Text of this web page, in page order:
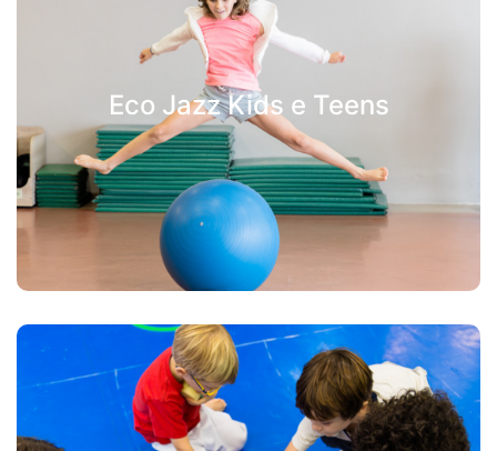
Eco Jazz Kids e Teens